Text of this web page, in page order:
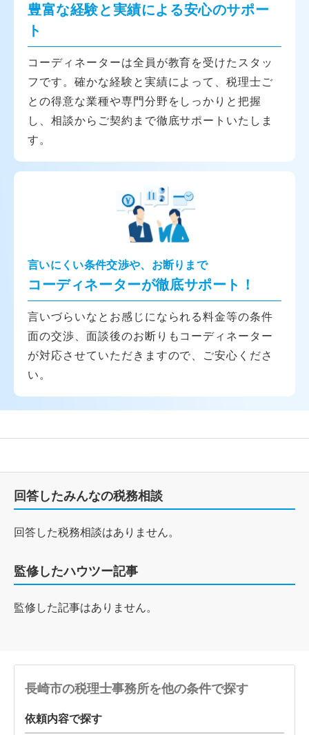
豊富な経験と実績による安心のサポー
ト
コーディネーターは全員が教育を受けたスタッ
フです。確かな経験と実績によって、税理士ご
との得意な業種や専門分野をしっかりと把握
し、相談からご契約まで徹底サポートいたしま
す。
言いにくい条件交渉や、お断りまで
コーディネーターが徹底サポート！
言いづらいなとお感じになられる料金等の条件
面の交渉、面談後のお断りもコーディネーター
が対応させていただきますので、ご安心くださ
い。
回答したみんなの税務相談
回答した税務相談はありません。
監修したハウツー記事
監修した記事はありません。
長崎市の税理士事務所を他の条件で探す
依頼内容で探す